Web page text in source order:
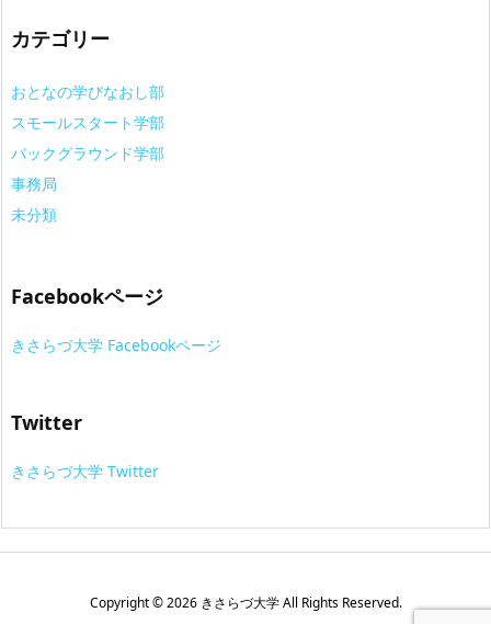
カテゴリー
おとなの学びなおし部
スモールスタート学部
バックグラウンド学部
事務局
未分類
Facebookページ
きさらづ大学 Facebookページ
Twitter
きさらづ大学 Twitter
Copyright ©2026 きさらづ大学All Rights Reserved.